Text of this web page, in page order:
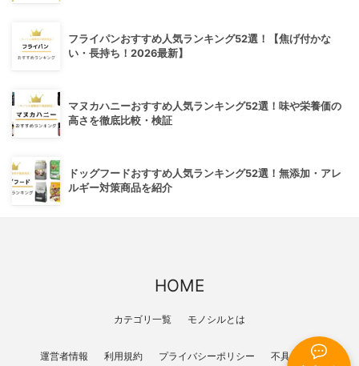
フライパンおすすめ人気ランキング52選！【焦げ付かな
い・長持ち！2026最新】
マヌカハニーおすすめ人気ランキング52選！味や栄養価の
高さを徹底比較・検証
ドッグフードおすすめ人気ランキング52選！無添加・アレ
ルギー対策商品を紹介
HOME
カテゴリ一覧 モノシルとは
運営者情報 利用規約 プライバシーポリシー 不具合報告